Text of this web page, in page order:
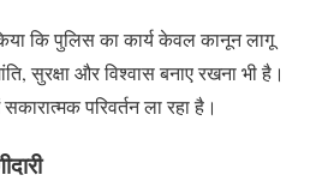
कि पुलिस का कार्य केवल कानून लागू
सुरक्षा और विश्वास बनाए रखना भी है।
परिवर्तन ला रहा है।